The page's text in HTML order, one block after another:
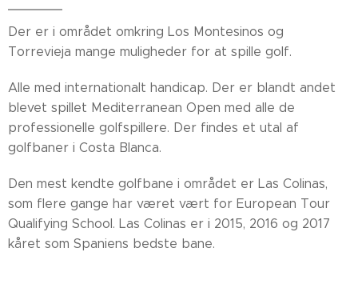
Der er i området omkring Los Montesinos og
Torrevieja mange muligheder for at spille golf.
Alle med internationalt handicap. Der er blandt andet
blevet spillet Mediterranean Open med alle de
professionelle golfspillere. Der findes et utal af
golfbaner i Costa Blanca.
Den mest kendte golfbane i området er Las Colinas,
som flere gange har været vært for European Tour
Qualifying School. Las Colinas er i 2015, 2016 og 2017
kåret som Spaniens bedste bane.